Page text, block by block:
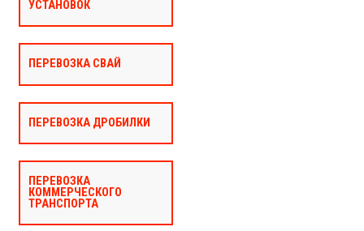
УСТАНОВОК
ПЕРЕВОЗКА СВАЙ
ПЕРЕВОЗКА ДРОБИЛКИ
ПЕРЕВОЗКА
КОММЕРЧЕСКОГО
ТРАНСПОРТА